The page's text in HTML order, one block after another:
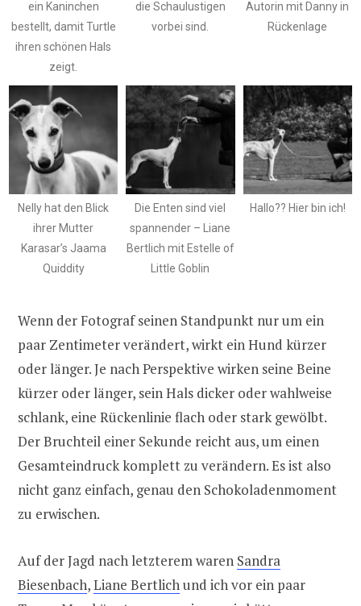
ein Kaninchen
bestellt, damit Turtle
ihren schönen Hals
zeigt.
die Schaulustigen
vorbei sind.
Autorin mit Danny in
Rückenlage
Nelly hat den Blick
ihrer Mutter
Karasar’s Jaama
Quiddity
Die Enten sind viel
spannender – Liane
Bertlich mit Estelle of
Little Goblin
Hallo?? Hier bin ich!
Wenn der Fotograf seinen Standpunkt nur um ein
paar Zentimeter verändert, wirkt ein Hund kürzer
oder länger. Je nach Perspektive wirken seine Beine
kürzer oder länger, sein Hals dicker oder wahlweise
schlank, eine Rückenlinie flach oder stark gewölbt.
Der Bruchteil einer Sekunde reicht aus, um einen
Gesamteindruck komplett zu verändern. Es ist also
nicht ganz einfach, genau den Schokoladenmoment
zu erwischen.
Auf der Jagd nach letzterem waren Sandra
Biesenbach,Liane Bertlichund ich vor ein paar